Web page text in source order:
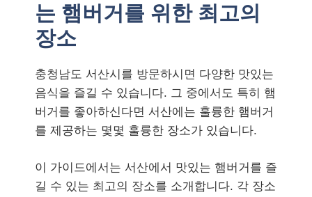
는 햄버거를 위한 최고의
장소
충청남도 서산시를 방문하시면 다양한 맛있는
음식을 즐길 수 있습니다. 그 중에서도 특히 햄
버거를 좋아하신다면 서산에는 훌륭한 햄버거
를 제공하는 몇몇 훌륭한 장소가 있습니다.
이 가이드에서는 서산에서 맛있는 햄버거를 즐
길 수 있는 최고의 장소를 소개합니다. 각 장소